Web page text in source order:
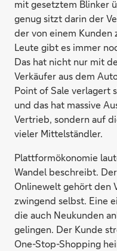
mit gesetztem Blinker
genug sitzt darin der
der von einem Kunden
Leute gibt es immer
Das hat nicht nur mit
Verkäufer aus dem
Point of Sale verlagert
und das hat massive
Vertrieb, sondern auf
vieler Mittelständler.
Plattformökonomie
Wandel beschreibt.
Onlinewelt gehört den
zwingend selbst. Eine
die auch Neukunden
gelingen. Der Kunde
One-Stop-Shopping